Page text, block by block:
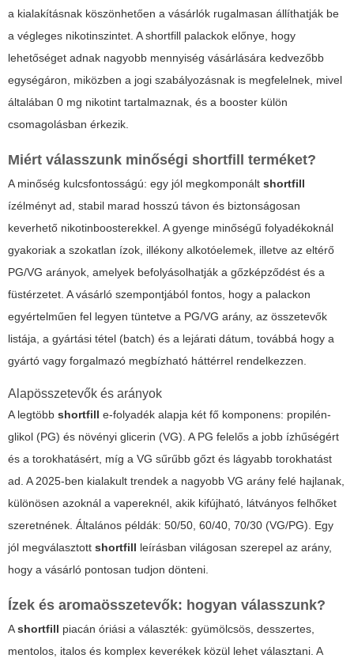
a kialakításnak köszönhetően a vásárlók rugalmasan állíthatják be
a végleges nikotinszintet. Ashortfill palackok előnye, hogy
lehetőséget adnak nagyobb mennyiség vásárlására kedvezőbb
egységáron, miközben a jogi szabályozásnak is megfelelnek, mivel
általában 0 mg nikotint tartalmaznak, és a booster külön
csomagolásban érkezik.
Miért válasszunk minőségi shortfill terméket?
A minőség kulcsfontosságú: egy jól megkomponált shortfill
ízélményt ad, stabil marad hosszú távon és biztonságosan
keverhető nikotinboosterekkel. A gyenge minőségű folyadékoknál
gyakoriak a szokatlan ízok, illékony alkotóelemek, illetve az eltérő
PG/VG arányok, amelyek befolyásolhatják a gőzképződést és a
füstérzetet. A vásárló szempontjából fontos, hogy a palackon
egyértelműen fel legyen tüntetve a PG/VG arány, az összetevők
listája, a gyártási tétel (batch) és a lejárati dátum, továbbá hogy a
gyártó vagy forgalmazó megbízható háttérrel rendelkezzen.
Alapösszetevők és arányok
A legtöbb shortfill e-folyadék alapja két fő komponens: propilén-
glikol (PG) és növényi glicerin (VG). A PG felelős a jobb ízhűségért
és a torokhatásért, míg a VG sűrűbb gőzt és lágyabb torokhatást
ad. A 2025-ben kialakult trendek a nagyobb VG arány felé hajlanak,
különösen azoknál a vapereknél, akik kifújható, látványos felhőket
szeretnének. Általános példák: 50/50, 60/40, 70/30 (VG/PG). Egy
jól megválasztott shortfill leírásban világosan szerepel az arány,
hogy a vásárló pontosan tudjon dönteni.
Ízek és aromaösszetevők: hogyan válasszunk?
Ashortfill piacán óriási a választék: gyümölcsös, desszertes,
mentolos, italos és komplex keverékek közül lehet választani. A